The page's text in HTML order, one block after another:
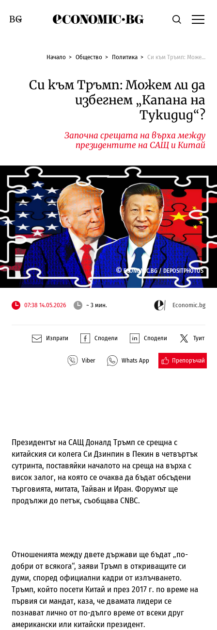
Economic.bgТърсене
Смяна на език
Начало Общество Политика Си към Тръмп: Можем ли да избегнем „Капана на Тукидид“?
Си към Тръмп: Можем ли да
избегнем „Капана на
Тукидид“?
Започна срещата на върха между
президентите на САЩ и Китай
©ECONOMIC.BG /DEPOSITPHOTOS
07:38 14.05.2026 ~ 3 мин. Economic.bg
Изпрати Сподели Сподели Туит
Viber Whats App Препоръчай
Президентът на САЩ Доналд Тръмп се срещна с
китайския си колега Си Дзинпин в Пекин в четвъртък
сутринта, поставяйки началото на среща на върха с
висок залог, на която се очаква да бъдат обсъдени
търговията, митата, Тайван и Иран. Форумът ще
продължи до петък, съобщава CNBC.
Отношенията между двете държави ще бъдат „по-
добри от всякога“, заяви Тръмп в откриващите си
думи, според официални кадри от излъчването.
Тръмп, който посети Китай и през 2017 г. по време на
първия си мандат, каза, че двамата лидери се
познават лично от по-дълго време от всеки друг
американски или китайски президент.